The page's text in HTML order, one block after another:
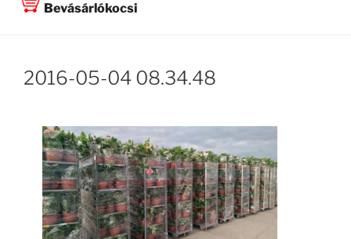
Bevásárlókocsi
2016-05-04 08.34.48